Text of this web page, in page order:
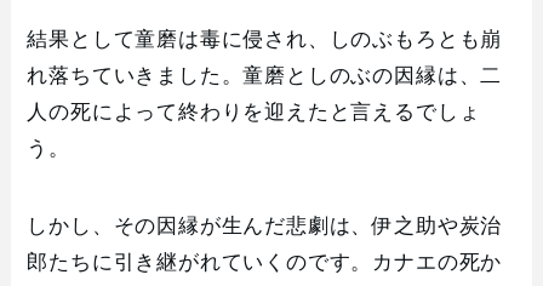
結果として童磨は毒に侵され、しのぶもろとも崩
れ落ちていきました。童磨としのぶの因縁は、二
人の死によって終わりを迎えたと言えるでしょ
う。
しかし、その因縁が生んだ悲劇は、伊之助や炭治
郎たちに引き継がれていくのです。カナエの死か